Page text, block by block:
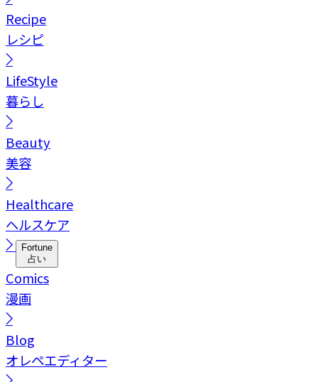
Recipe
レシピ
LifeStyle
暮らし
Beauty
美容
Healthcare
ヘルスケア
Fortune
占い
Comics
漫画
Blog
オレペエディター